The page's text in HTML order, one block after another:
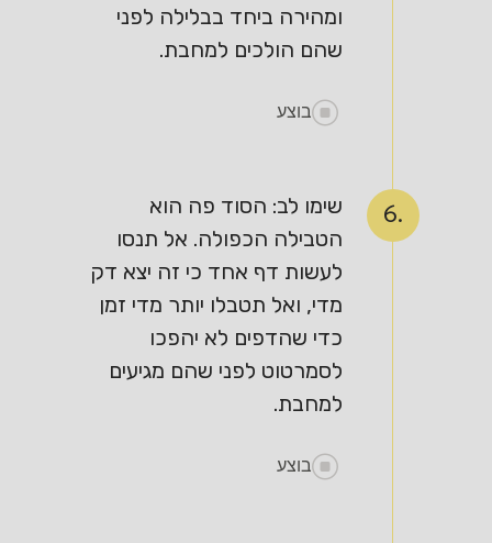
ומהירה ביחד בבלילה לפני
שהם הולכים למחבת.
בוצע
6.
שימו לב: הסוד פה הוא
הטבילה הכפולה. אל תנסו
לעשות דף אחד כי זה יצא דק
מדי, ואל תטבלו יותר מדי זמן
כדי שהדפים לא יהפכו
לסמרטוט לפני שהם מגיעים
למחבת.
בוצע